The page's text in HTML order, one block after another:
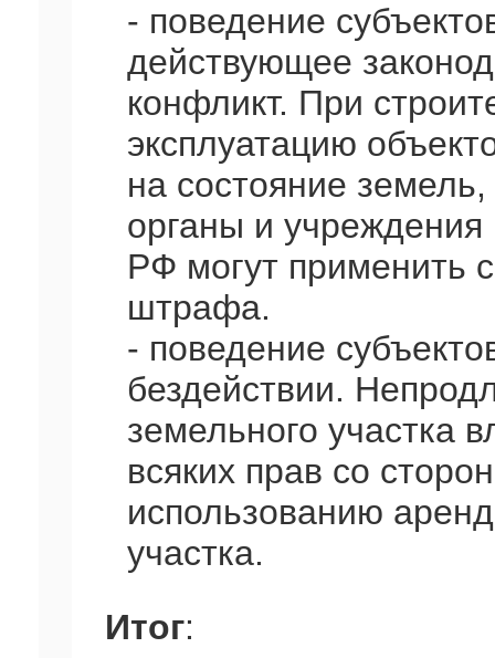
- поведение
действующее
конфликт. При
эксплуатацию
на состояние
органы и
РФ могут применить
штрафа.
- поведение
бездействии.
земельного участка
всяких прав со
использованию
участка.
Итог: